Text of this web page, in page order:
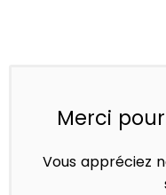
Merci
Vous appréciez